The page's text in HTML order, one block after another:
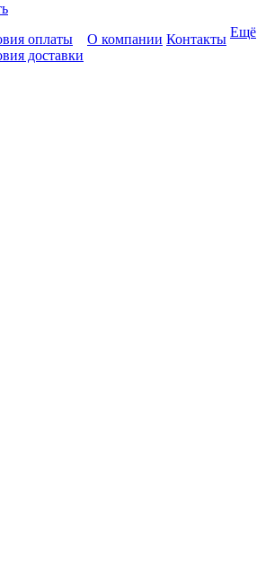
оплаты
доставки
О компании Контакты Ещё